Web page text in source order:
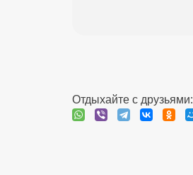
Отдыхайте с друзьями: